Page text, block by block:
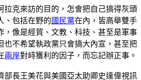
拉克來訪的目的，怎會把自己搞得灰頭
、包括在野的 國民黨在內，皆高舉雙手
，像是經貿、文教、科技、甚至是軍事
也不希望執政黨只會搞大內宣，甚至把
兩岸對峙獲利的因子，而忘記辦正事。
部長王美花與美國亞太助卿史達偉視訊